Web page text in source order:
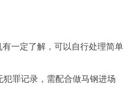
一定了解，可以自行处理简单
罪记录，需配合做马钢进场